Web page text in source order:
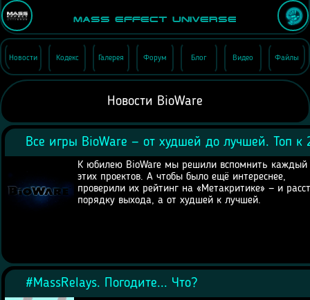
Mass Effect Universe
Новости Кодекс Галерея Форум Блог Видео Файлы
Новости BioWare
Все игры BioWare — от худшей до лучшей. Топ к
К юбилею BioWare мы решили вспомнить каждый
этих проектов. А чтобы было ещё интереснее,
проверили их рейтинг на «Метакритике» — и
порядку выхода, а от худшей к лучшей.
#MassRelays. Погодите... Что?